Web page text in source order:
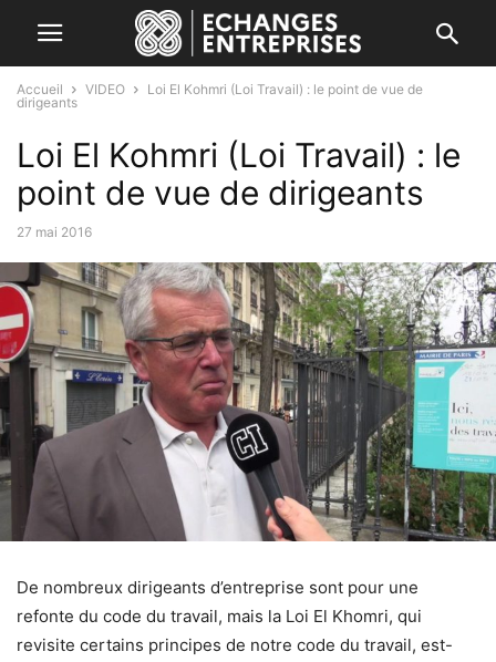
Accueil VIDEO
Loi El Kohmri (Loi Travail) : le point de vue de
dirigeants
Loi El Kohmri (Loi Travail) : le
point de vue de dirigeants
27 mai 2016
De nombreux dirigeants d’entreprise sont pour une
refonte du code du travail, mais la Loi El Khomri, qui
revisite certains principes de notre code du travail, est-